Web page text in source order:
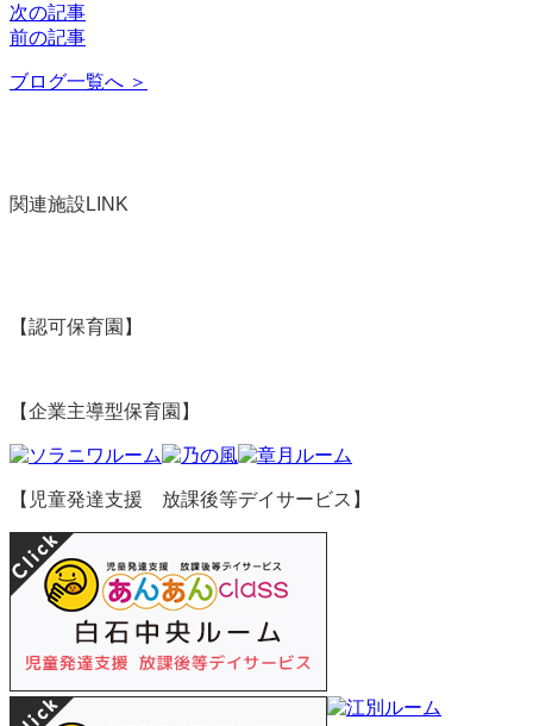
次の記事
前の記事
ブログ一覧へ ＞
関連施設 LINK
【認可保育園】
【企業主導型保育園】
【児童発達支援 放課後等デイサービス】